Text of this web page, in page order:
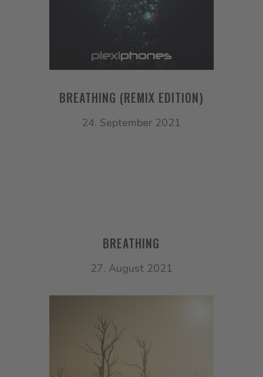
BREATHING (REMIX EDITION)
24. September 2021
BREATHING
27. August 2021